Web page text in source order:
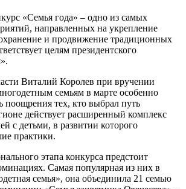
«Семья года» – одно из самых
направленных на укрепление
и продвижение традиционных
целям президентского
Виталий Королев при вручении
семьям в марте особенно
поощрения тех, кто выбрал путь
действует расширенный комплекс
с детьми, в развитии которого
практики.
этапа конкурса предстоит
Самая популярная из них в
семья», она объединила 21 семью